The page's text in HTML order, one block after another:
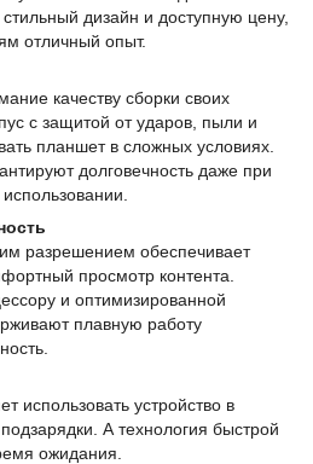
дизайн и доступную цену,
отличный опыт.
качеству сборки своих
с защитой от ударов, пыли и
планшет в сложных условиях.
долговечность даже при
разрешением обеспечивает
просмотр контента.
и оптимизированной
плавную работу
использовать устройство в
А технология быстрой
ожидания.